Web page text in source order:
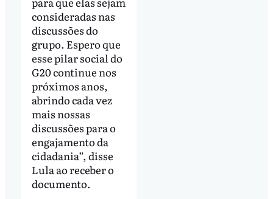
consideradas nas
discussões do
grupo. Espero que
esse pilar social do
G20 continue nos
próximos anos,
abrindo cada vez
mais nossas
discussões para o
engajamento da
cidadania”, disse
Lula ao receber o
documento.